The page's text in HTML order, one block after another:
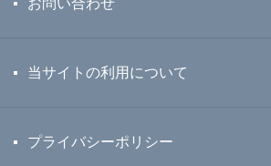
お問い合わせ
当サイトの利用について
プライバシーポリシー